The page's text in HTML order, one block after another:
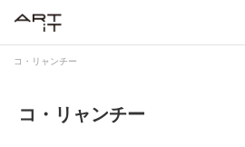
コ・リャンチー
コ・リャンチー